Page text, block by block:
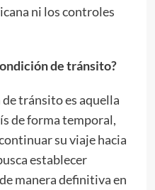
ni los controles
de tránsito?
tránsito es aquella
de forma temporal,
su viaje hacia
establecer
manera definitiva en